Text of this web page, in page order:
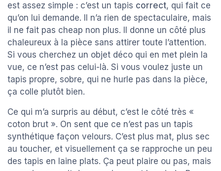
est assez simple : c’est un tapis correct, qui fait ce
qu’on lui demande. Il n’a rien de spectaculaire, mais
il ne fait pas cheap non plus. Il donne un côté plus
chaleureux à la pièce sans attirer toute l’attention.
Si vous cherchez un objet déco qui en met plein la
vue, ce n’est pas celui-là. Si vous voulez juste un
tapis propre, sobre, qui ne hurle pas dans la pièce,
ça colle plutôt bien.
Ce qui m’a surpris au début, c’est le côté très «
coton brut ». On sent que ce n’est pas un tapis
synthétique façon velours. C’est plus mat, plus sec
au toucher, et visuellement ça se rapproche un peu
des tapis en laine plats. Ça peut plaire ou pas, mais